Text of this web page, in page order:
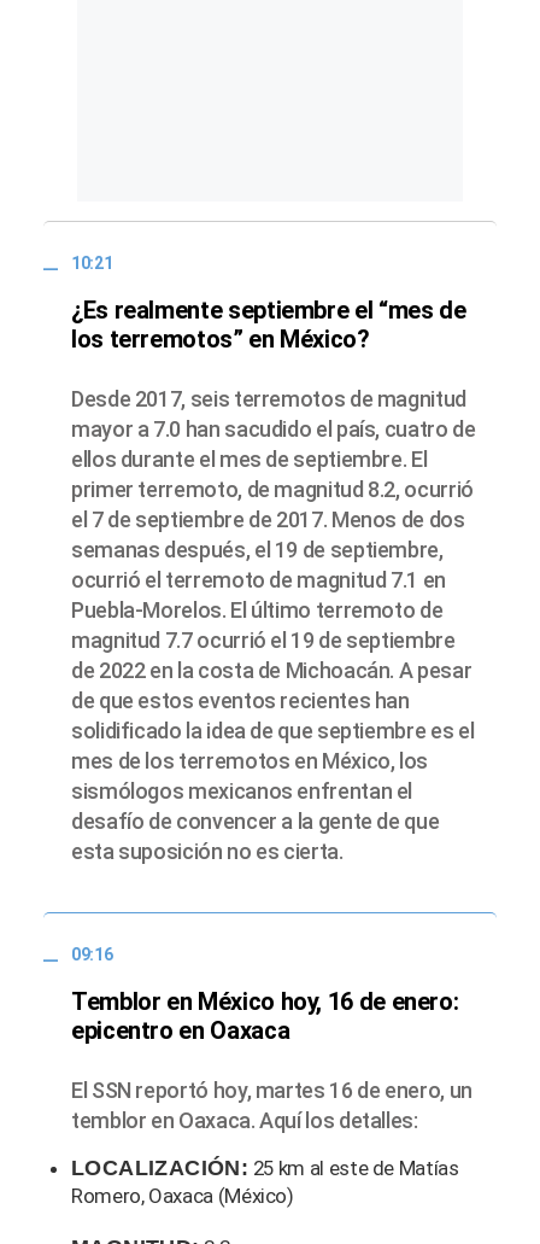
10:21
¿Es realmente septiembre el “mes de
los terremotos” en México?
Desde 2017, seis terremotos de magnitud
mayor a 7.0 han sacudido el país, cuatro de
ellos durante el mes de septiembre. El
primer terremoto, de magnitud 8.2, ocurrió
el 7 de septiembre de 2017. Menos de dos
semanas después, el 19 de septiembre,
ocurrió el terremoto de magnitud 7.1 en
Puebla-Morelos. El último terremoto de
magnitud 7.7 ocurrió el 19 de septiembre
de 2022 en la costa de Michoacán. A pesar
de que estos eventos recientes han
solidificado la idea de que septiembre es el
mes de los terremotos en México, los
sismólogos mexicanos enfrentan el
desafío de convencer a la gente de que
esta suposición no es cierta.
09:16
Temblor en México hoy, 16 de enero:
epicentro en Oaxaca
El SSN reportó hoy, martes 16 de enero, un
temblor en Oaxaca. Aquí los detalles:
LOCALIZACIÓN: 25 km al este de Matías
Romero, Oaxaca (México)